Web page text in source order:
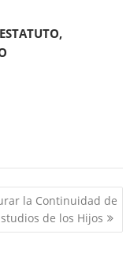
la Continuidad de
de los Hijos